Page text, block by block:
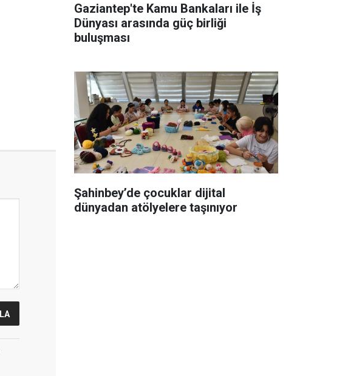
Gaziantep'te Kamu Bankaları ile İş
Dünyası arasında güç birliği
buluşması
Şahinbey’de çocuklar dijital
dünyadan atölyelere taşınıyor